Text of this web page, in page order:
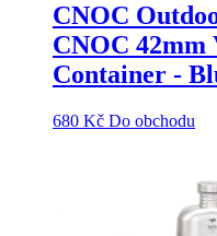
CNOC
CNOC 42mm
Container -
680 Kč Do obchodu